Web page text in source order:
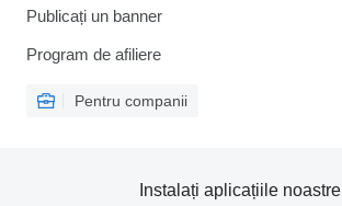
Publicați un banner
Program de afiliere
Pentru companii
Instalați aplicațiile noastre